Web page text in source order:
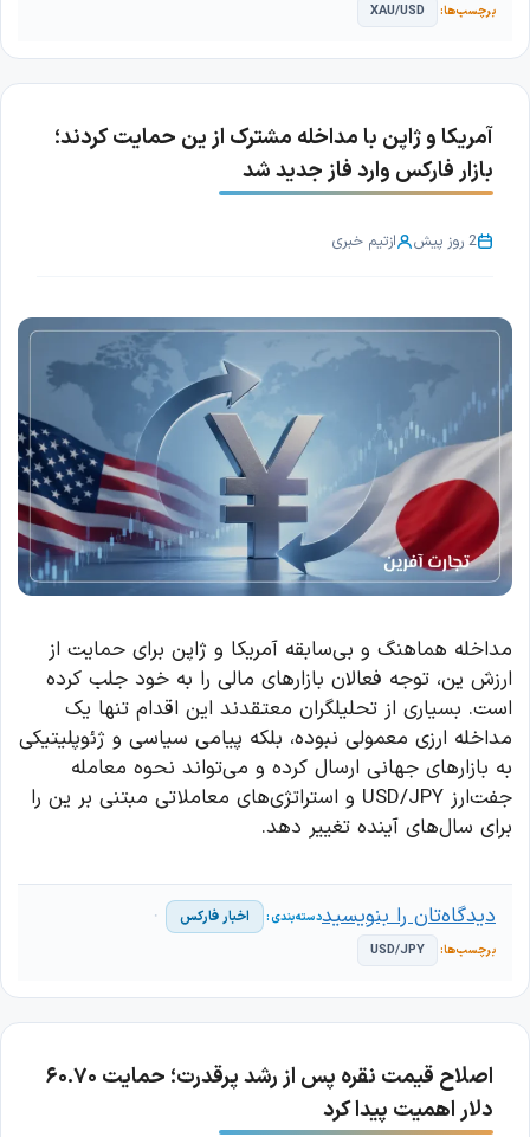
XAU/USD
آمریکا و ژاپن با مداخله مشترک از ین حمایت کردند؛
بازار فارکس وارد فاز جدید شد
2 روز پیش ازتیم خبری
مداخله هماهنگ و بی‌سابقه آمریکا و ژاپن برای حمایت از
ارزش ین، توجه فعالان بازارهای مالی را به خود جلب کرده
است. بسیاری از تحلیلگران معتقدند این اقدام تنها یک
مداخله ارزی معمولی نبوده، بلکه پیامی سیاسی و ژئوپلیتیکی
به بازارهای جهانی ارسال کرده و می‌تواند نحوه معامله
جفت‌ارز USD/JPY و استراتژی‌های معاملاتی مبتنی بر ین را
برای سال‌های آینده تغییر دهد.
اخبار فارکس
USD/JPY
دیدگاه‌تان را بنویسید
اصلاح قیمت نقره پس از رشد پرقدرت؛ حمایت ۶۰.۷۰
دلار اهمیت پیدا کرد